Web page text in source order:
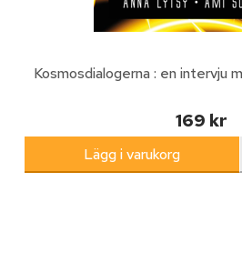
Kosmosdialogerna : en intervju
169 kr